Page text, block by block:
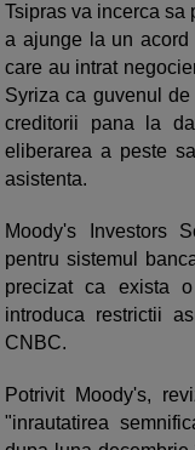
Tsipras va incerca sa
a ajunge la un
care au intrat
Syriza ca guvenul
creditorii pana la
eliberarea a peste
asistenta.
Moody's Investors
pentru sistemul
precizat ca exista
introduca restrictii
CNBC.
Potrivit Moody's,
"inrautatirea